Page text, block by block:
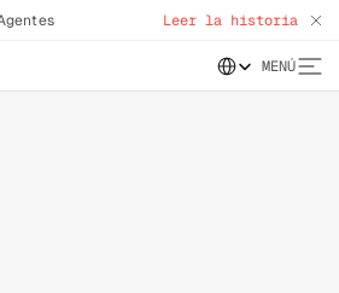
Leer la historia
Select Language
MENÚ